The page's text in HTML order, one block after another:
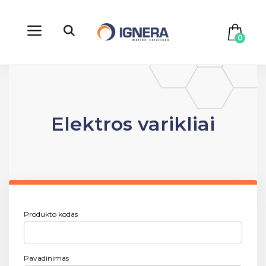
0
Elektros varikliai
Produkto kodas
Pavadinimas